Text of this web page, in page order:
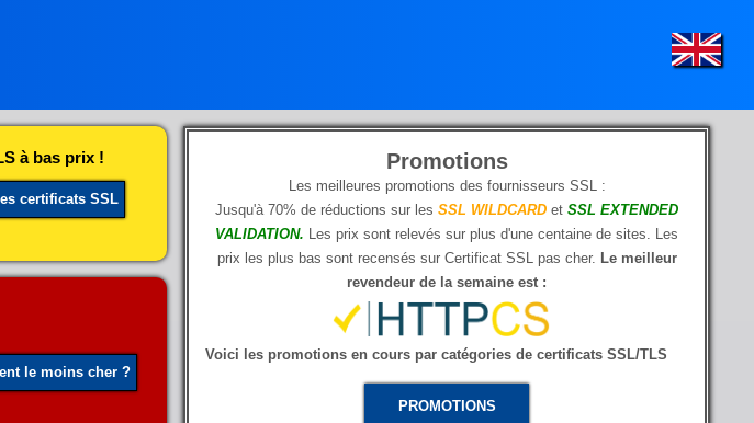
à bas prix !
certificats SSL
le moins cher ?
Promotions
Les meilleures promotions des fournisseurs SSL :
Jusqu'à 70% de réductions sur les SSL WILDCARD et SSL EXTENDED
VALIDATION. Les prix sont relevés sur plus d'une centaine de sites. Les
prix les plus bas sont recensés sur Certificat SSL pas cher. Le meilleur
revendeur de la semaine est :
Voici les promotions en cours par catégories de certificats SSL/TLS
PROMOTIONS